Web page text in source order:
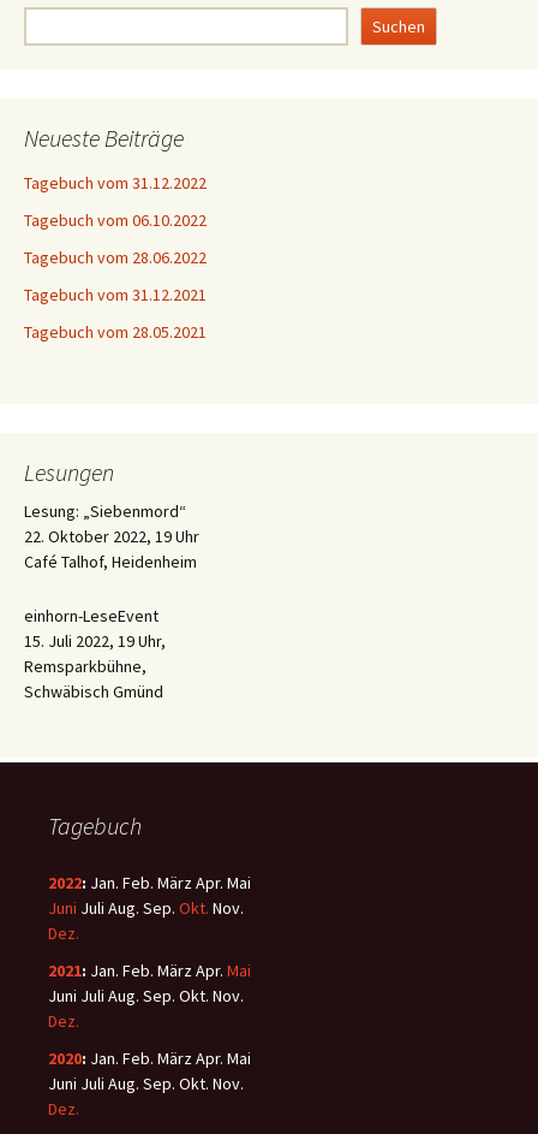
Suchen
Neueste Beiträge
Tagebuch vom 31.12.2022
Tagebuch vom 06.10.2022
Tagebuch vom 28.06.2022
Tagebuch vom 31.12.2021
Tagebuch vom 28.05.2021
Lesungen
Lesung: „Siebenmord“
22. Oktober 2022, 19 Uhr
Café Talhof, Heidenheim
einhorn-LeseEvent
15. Juli 2022, 19 Uhr,
Remsparkbühne,
Schwäbisch Gmünd
Tagebuch
2022: Jan. Feb. MärzApr. Mai
Juni Juli Aug. Sep. Okt. Nov.
Dez.
2021: Jan. Feb. MärzApr. Mai
Juni Juli Aug. Sep. Okt. Nov.
Dez.
2020: Jan. Feb. MärzApr. Mai
Juni Juli Aug. Sep. Okt. Nov.
Dez.